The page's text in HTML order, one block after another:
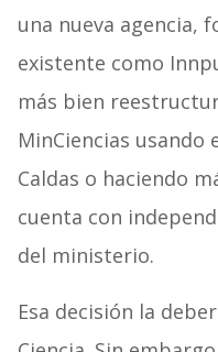
una nueva agencia,
existente como
más bien
MinCiencias usando
Caldas o haciendo
cuenta con
del ministerio.
Esa decisión la